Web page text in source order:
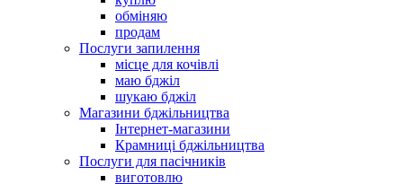
обміняю
продам
Послуги запилення
місце для кочівлі
маю бджіл
шукаю бджіл
Магазини бджільництва
Інтернет-магазини
Крамниці бджільництва
Послуги для пасічників
виготовлю